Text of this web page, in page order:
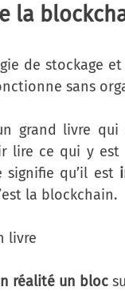
la
de stockage
sans
grand livre qui
lire ce qui y est
signifie qu’il est
la blockchain.
livre
réalité un bloc